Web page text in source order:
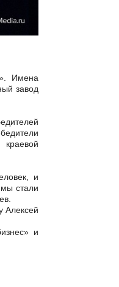
Имена
завод
и
стали
Алексей
и